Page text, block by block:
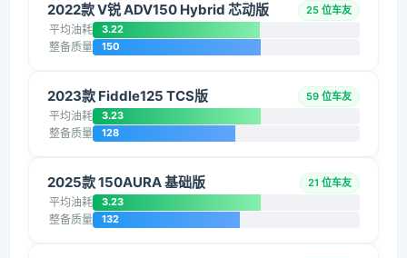
2022款 V锐 ADV150 Hybrid 芯动版 25 位车友
平均油耗 3.22
整备质量 150
2023款 Fiddle125 TCS版 59 位车友
平均油耗 3.23
整备质量 128
2025款 150AURA 基础版 21 位车友
平均油耗 3.23
整备质量 132